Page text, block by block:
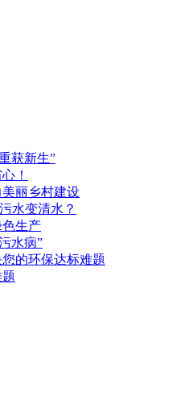
获新生”
！
丽乡村建设
水变清水？
生产
水病”
的环保达标难题